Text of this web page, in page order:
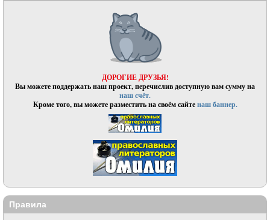
ДОРОГИЕ ДРУЗЬЯ!
Вы можете поддержать наш проект, перечислив доступную вам сумму на
наш счёт.
Кроме того, вы можете разместить на своём сайтенаш баннер.
Правила